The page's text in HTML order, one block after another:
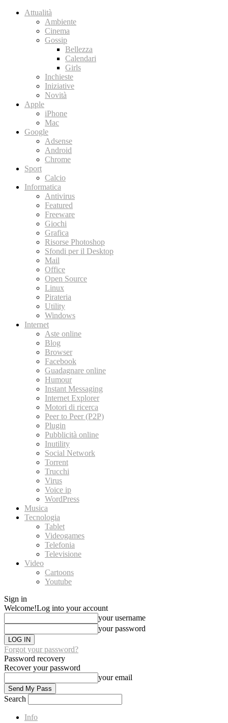
Attualità
Ambiente
Cinema
Gossip
Bellezza
Calendari
Girls
Inchieste
Iniziative
Novità
Apple
iPhone
Mac
Google
Adsense
Android
Chrome
Sport
Calcio
Informatica
Antivirus
Featured
Freeware
Giochi
Grafica
Risorse Photoshop
Sfondi per il Desktop
Mail
Office
Open Source
Linux
Pirateria
Utility
Windows
Internet
Aste online
Blog
Browser
Facebook
Guadagnare online
Humour
Instant Messaging
Internet Explorer
Motori di ricerca
Peer to Peer (P2P)
Plugin
Pubblicità online
Inutility
Social Network
Torrent
Trucchi
Virus
Voice ip
WordPress
Musica
Tecnologia
Tablet
Videogames
Telefonia
Televisione
Video
Cartoons
Youtube
Sign in
Welcome!Log into your account
your username
your password
Forgot your password?
Password recovery
Recover your password
your email
Search
Info